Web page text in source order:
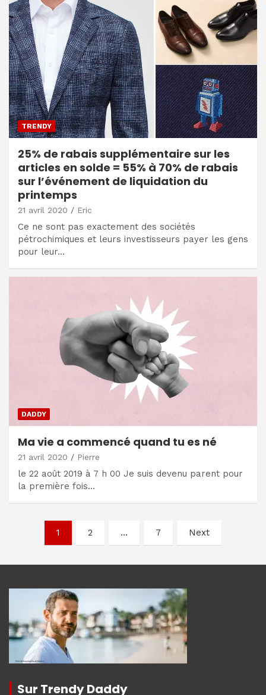
TRENDY
25% de rabais supplémentaire sur les
articles en solde = 55% à 70% de rabais
sur l’événement de liquidation du
printemps
21 avril 2020 Eric
Ce ne sont pas exactement des sociétés
pétrochimiques et leurs investisseurs payer les gens
pour leur…
DADDY
Ma vie a commencé quand tu es né
21 avril 2020 Pierre
le 22 août 2019 à 7 h 00 Je suis devenu parent pour
la première fois…
Navigation
articles
1 2 … 7 Next
Sur Trendy Daddy